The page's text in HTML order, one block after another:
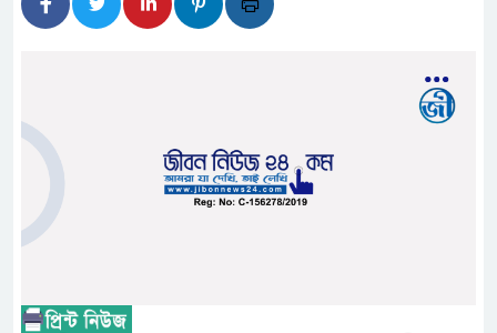
গুরুত্বপূর্ণ ভূমিকা রাখছে: ওয়াসি আজম